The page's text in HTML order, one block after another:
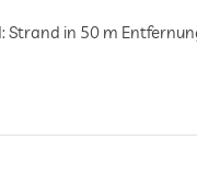
Strand in 50 m